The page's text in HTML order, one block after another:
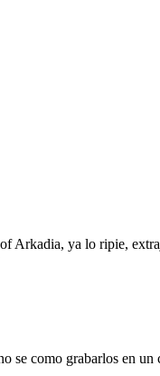
Arkadia, ya lo ripie,
como grabarlos en